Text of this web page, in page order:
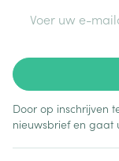
Door op inschrijven
nieuwsbrief en gaat